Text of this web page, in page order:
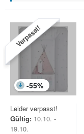
Verpasst!
-55%
Leider verpasst!
Gültig: 10.10. -
19.10.